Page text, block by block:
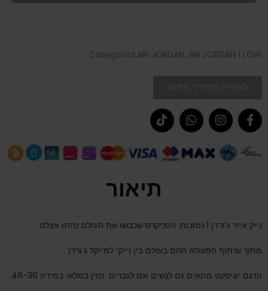
Categories AIR JORDAN, AIR JORDAN 1 LOW
תיאור
נייק אייר ג’ורדן 1 נמוכות. הסניקרס שכבשו את העולם נחתו אצלנו.
מתוך שיתוף הפעולה החם בעולם בין נייקי למייקל ג’ורדן .
הדגם יוניסקס מתאים גם לנשים וגם לגברים. זמין במלאי במידה 46-36.